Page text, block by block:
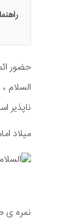
حضور
السلام
ناپذیر
میلاد
نمره ی